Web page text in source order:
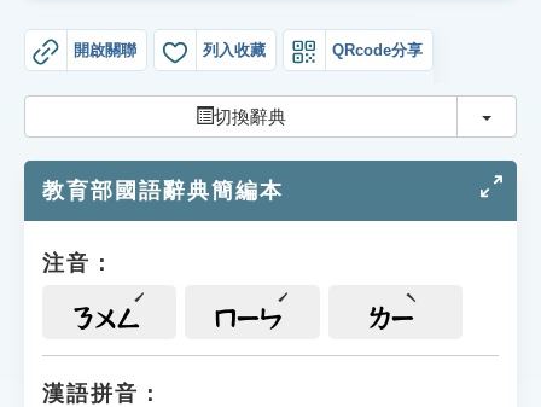
成語故事
索引選單
單字索引
遊戲專區
開啟關聯 列入收藏 QRcode分享
切換辭典 切換
教育部國語辭典簡編本
注音：
ㄋㄨㄥ ㄇㄧㄣ ㄌㄧ
漢語拼音：